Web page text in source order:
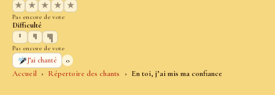
Accueil Répertoire des chants En toi, j’ai mis ma confiance
★
★ ★ ★ ★
Pas encore de vote
Difficulté
Pas encore de vote
J’ai chanté
0